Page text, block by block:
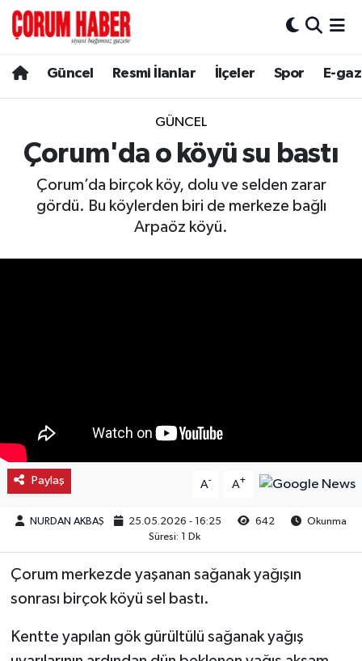
Güncel Resmi İlanlar İlçeler Spor E-
GÜNCEL
Çorum'da o köyü su bastı
Çorum’da birçok köy, dolu ve selden zarar
gördü. Bu köylerden biri de merkeze bağlı
Arpaöz köyü.
Paylaş A- A+
NURDAN AKBAŞ 25.05.2026 - 16:25 642
Okunma
Süresi: 1 Dk
Çorum merkezde yaşanan sağanak yağışın
sonrası birçok köyü sel bastı.
Kentte yapılan gök gürültülü sağanak yağış
Spor
Resmi İlanlar
Alaca
Laçin
Mecitözü
Oğuzlar
Ortaköy
Osmancık
Sungurlu
Hava Durumu
Çorum Namaz Vakitleri
Trafik Durumu
Süper Lig Puan Durumu ve Fikstür